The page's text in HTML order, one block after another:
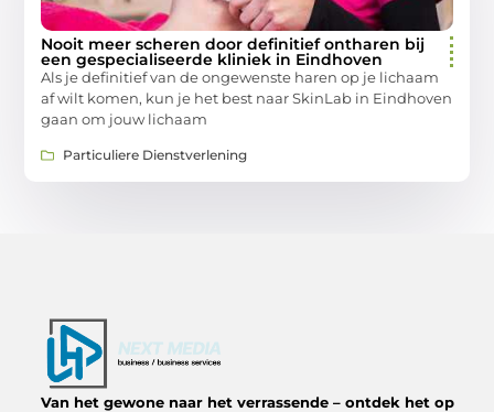
Nooit meer scheren door definitief ontharen bij
een gespecialiseerde kliniek in Eindhoven
Als je definitief van de ongewenste haren op je lichaam
af wilt komen, kun je het best naar SkinLab in Eindhoven
gaan om jouw lichaam
Particuliere Dienstverlening
Van het gewone naar het verrassende – ontdek het op